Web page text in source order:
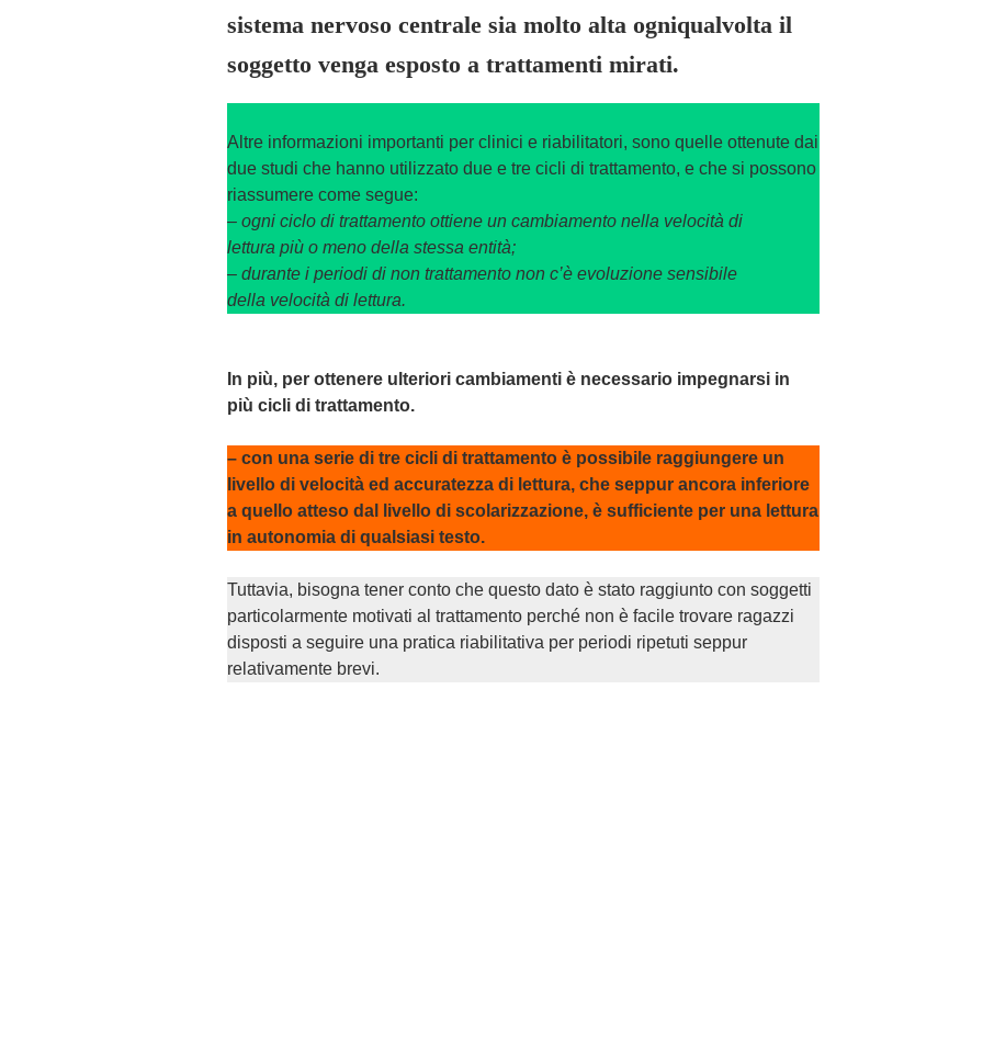
sistema nervoso centrale sia molto alta ogniqualvolta il
soggetto venga esposto a trattamenti mirati.
Altre informazioni importanti per clinici e riabilitatori, sono quelle ottenute dai
due studi che hanno utilizzato due e tre cicli di trattamento, e che si possono
riassumere come segue:
– ogni ciclo di trattamento ottiene un cambiamento nella velocità di
lettura più o meno della stessa entità;
– durante i periodi di non trattamento non c’è evoluzione sensibile
della velocità di lettura.
In più, per ottenere ulteriori cambiamenti è necessario impegnarsi in
più cicli di trattamento.
– con una serie di tre cicli di trattamento è possibile raggiungere un
livello di velocità ed accuratezza di lettura, che seppur ancora inferiore
a quello atteso dal livello di scolarizzazione, è sufficiente per una lettura
in autonomia di qualsiasi testo.
Tuttavia, bisogna tener conto che questo dato è stato raggiunto con soggetti
particolarmente motivati al trattamento perché non è facile trovare ragazzi
disposti a seguire una pratica riabilitativa per periodi ripetuti seppur
relativamente brevi.